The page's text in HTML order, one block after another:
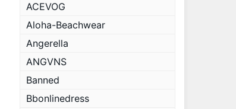
ACEVOG
Aloha-Beachwear
Angerella
ANGVNS
Banned
Bbonlinedress